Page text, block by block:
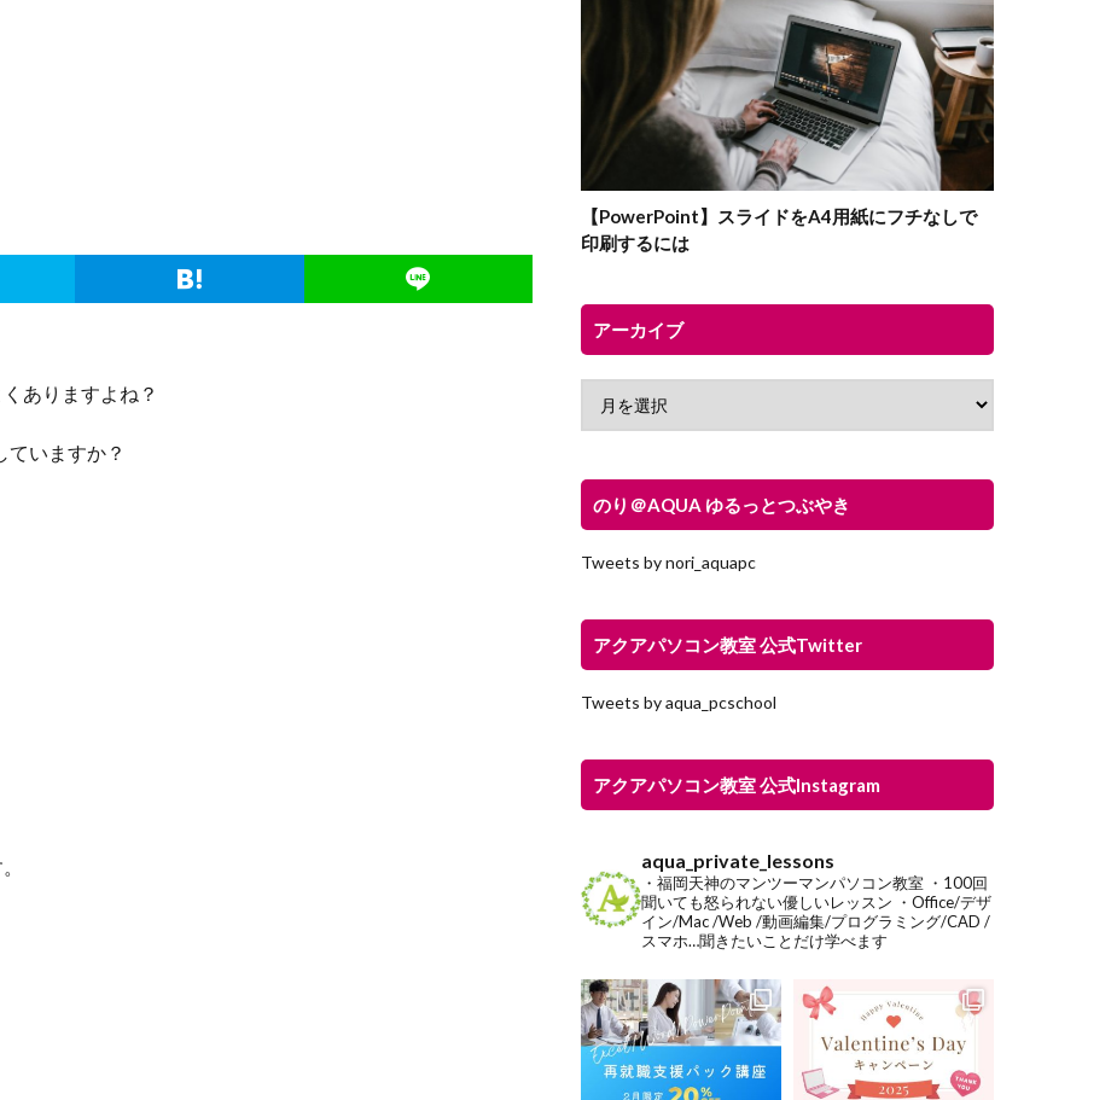
ありますよね？
ていますか？
【PowerPoint】スライドをA4用紙にフチなしで
印刷するには
アーカイブ
のり＠AQUA ゆるっとつぶやき
Tweets by nori_aquapc
アクアパソコン教室 公式Twitter
Tweets by aqua_pcschool
アクアパソコン教室 公式Instagram
aqua_private_lessons
・福岡天神のマンツーマンパソコン教室 ・100回
聞いても怒られない優しいレッスン ・Office/デザ
イン/Mac /Web /動画編集/プログラミング/CAD /
スマホ…聞きたいことだけ学べます